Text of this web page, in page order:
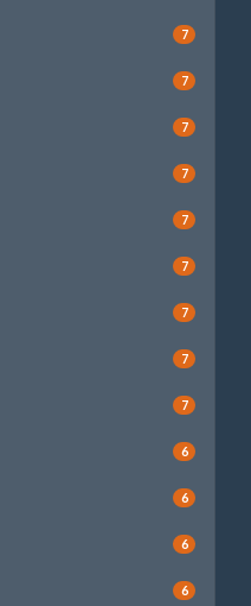
7
7
7
7
7
7
7
7
7
6
6
6
6